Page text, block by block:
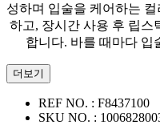
성하며 입술을 케어하는
하고, 장시간 사용 후 립스
합니다. 바를 때마다 입
더보기
REF NO. : F8437100
SKU NO. :